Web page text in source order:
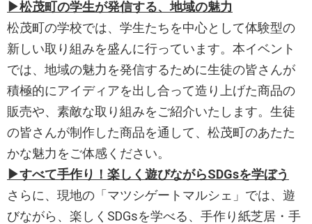
▶松茂町の学生が発信する、地域の魅力
松茂町の学校では、学生たちを中心として体験型の
新しい取り組みを盛んに行っています。本イベント
では、地域の魅力を発信するために生徒の皆さんが
積極的にアイディアを出し合って造り上げた商品の
販売や、素敵な取り組みをご紹介いたします。生徒
の皆さんが制作した商品を通して、松茂町のあたた
かな魅力をご体感ください。
▶すべて手作り！楽しく遊びながらSDGsを学ぼう
さらに、現地の「マツシゲートマルシェ」では、遊
びながら、楽しくSDGsを学べる、手作り紙芝居・手